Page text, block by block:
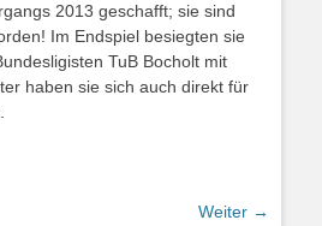
2013 geschafft; sie sind
Im Endspiel besiegten sie
TuB Bocholt mit
haben sie sich auch direkt für
Weiter →